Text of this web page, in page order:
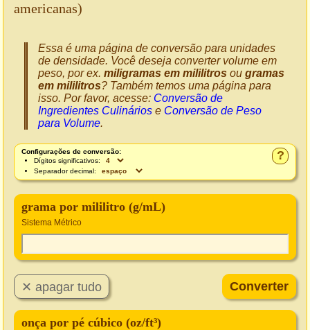
americanas)
Essa é uma página de conversão para unidades
de densidade. Você deseja converter volume em
peso, por ex. miligramas em mililitros ou gramas
em mililitros? Também temos uma página para
isso. Por favor, acesse: Conversão de
Ingredientes Culinários e Conversão de Peso
para Volume.
?
Configurações de conversão:
Dígitos significativos:
Separador decimal:
grama por mililitro (g/mL)
Sistema Métrico
onça por pé cúbico (oz/ft³)